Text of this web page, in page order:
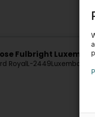
Fulbright
RoyalL-2449Luxembourg